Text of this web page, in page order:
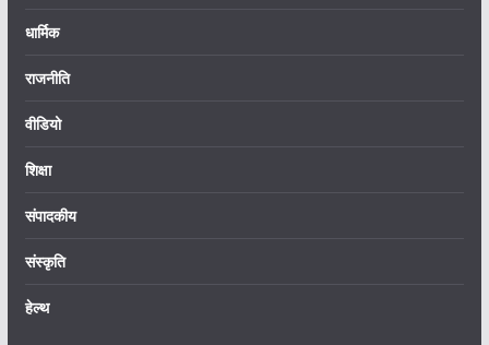
धार्मिक
राजनीति
वीडियो
शिक्षा
संपादकीय
संस्कृति
हेल्थ